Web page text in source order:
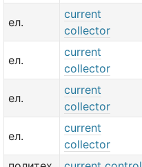
ел.
current
collector
ел.
current
collector
ел.
current
collector
ел.
current
collector